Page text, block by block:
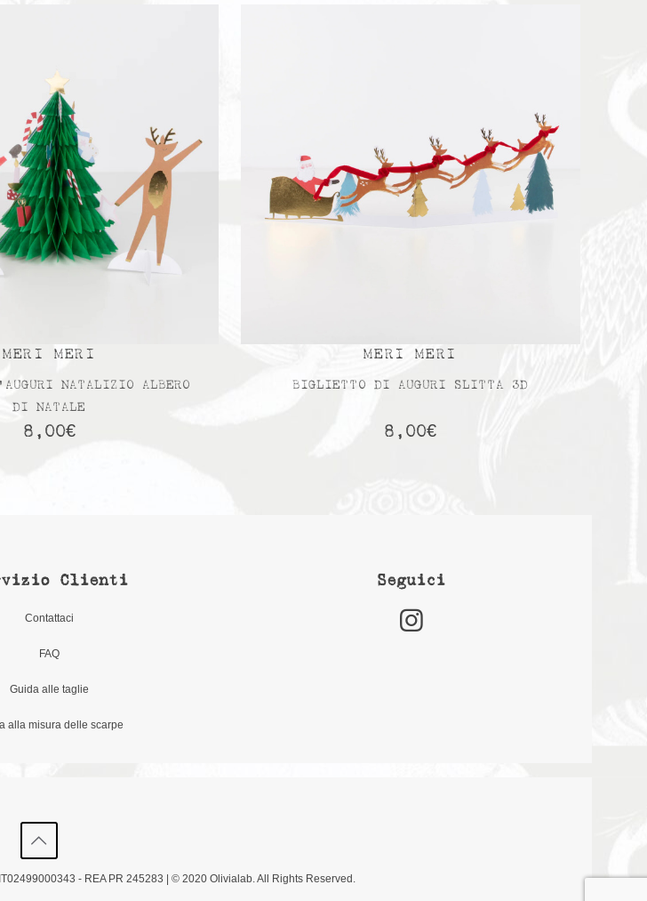
MERI MERI
NATALIZIO ALBERO
DI NATALE
8,00€
MERI MERI
BIGLIETTO DI AUGURI SLITTA 3D
8,00€
Clienti
Contattaci
FAQ
Guida alle taglie
alla misura delle scarpe
Seguici
- REA PR 245283 | © 2020 Olivialab. All Rights Reserved.